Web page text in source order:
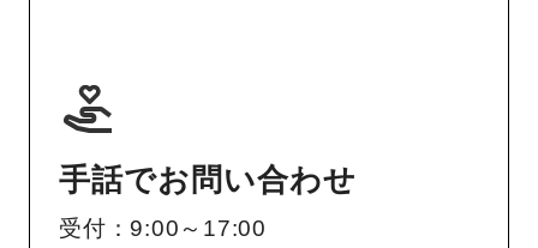
手話でお問い合わせ
受付：9:00～17:00